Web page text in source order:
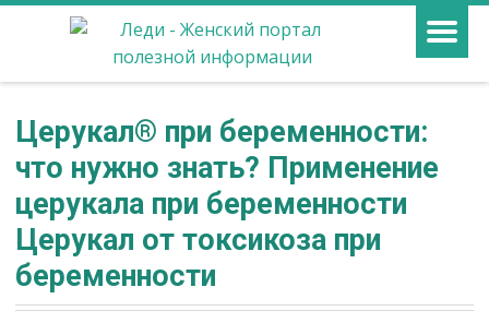
Церукал® при беременности:
что нужно знать? Применение
церукала при беременности
Церукал от токсикоза при
беременности